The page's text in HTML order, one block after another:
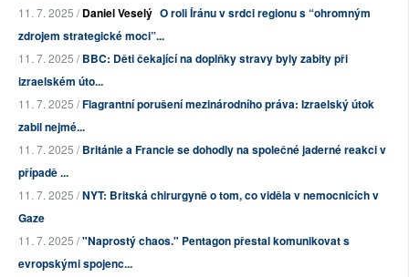
11. 7. 2025 /Daniel Veselý O roli Íránu v srdci regionu s “ohromným
zdrojem strategické moci”...
11. 7. 2025 /BBC: Děti čekající na doplňky stravy byly zabity při
izraelském úto...
11. 7. 2025 /Flagrantní porušení mezinárodního práva: Izraelský útok
zabil nejmé...
11. 7. 2025 /Británie a Francie se dohodly na společné jaderné reakci v
případě ...
11. 7. 2025 /NYT: Britská chirurgyně o tom, co viděla v nemocnicích v
Gaze
11. 7. 2025 /"Naprostý chaos." Pentagon přestal komunikovat s
evropskými spojenc...